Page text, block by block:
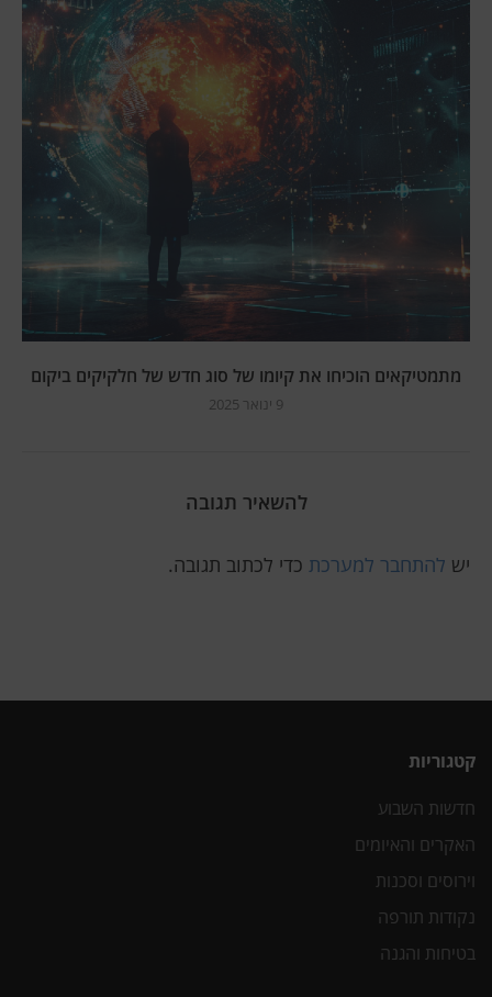
מתמטיקאים הוכיחו את קיומו של סוג חדש של חלקיקים ביקום
9 ינואר 2025
להשאיר תגובה
יש להתחבר למערכת כדי לכתוב תגובה.
קטגוריות
חדשות השבוע
האקרים והאיומים
וירוסים וסכנות
נקודות תורפה
בטיחות והגנה